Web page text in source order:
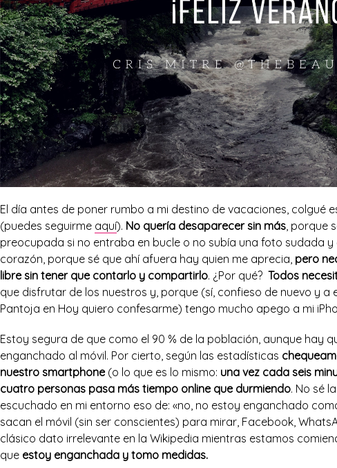
El día antes de poner rumbo a mi destino de vacaciones, colgué
(puedes seguirme aquí). No quería desaparecer sin más, porque
preocupada si no entraba en bucle o no subía una foto sudada y
corazón, porque sé que ahí afuera hay quien me aprecia, pero
libre sin tener que contarlo y compartirlo. ¿Por qué? Todos
que disfrutar de los nuestros y, porque (sí, confieso de nuevo y a
Pantoja en Hoy quiero confesarme) tengo mucho apego a mi
Estoy segura de que como el 90 % de la población, aunque hay
enganchado al móvil. Por cierto, según las estadísticas
nuestro smartphone(o lo que es lo mismo: una vez cada seis
cuatro personas pasa más tiempo online que durmiendo. No sé
escuchado en mi entorno eso de: «no, no estoy enganchado
sacan el móvil (sin ser conscientes) para mirar, Facebook,
clásico dato irrelevante en la Wikipedia mientras estamos
que estoy enganchada y tomo medidas.